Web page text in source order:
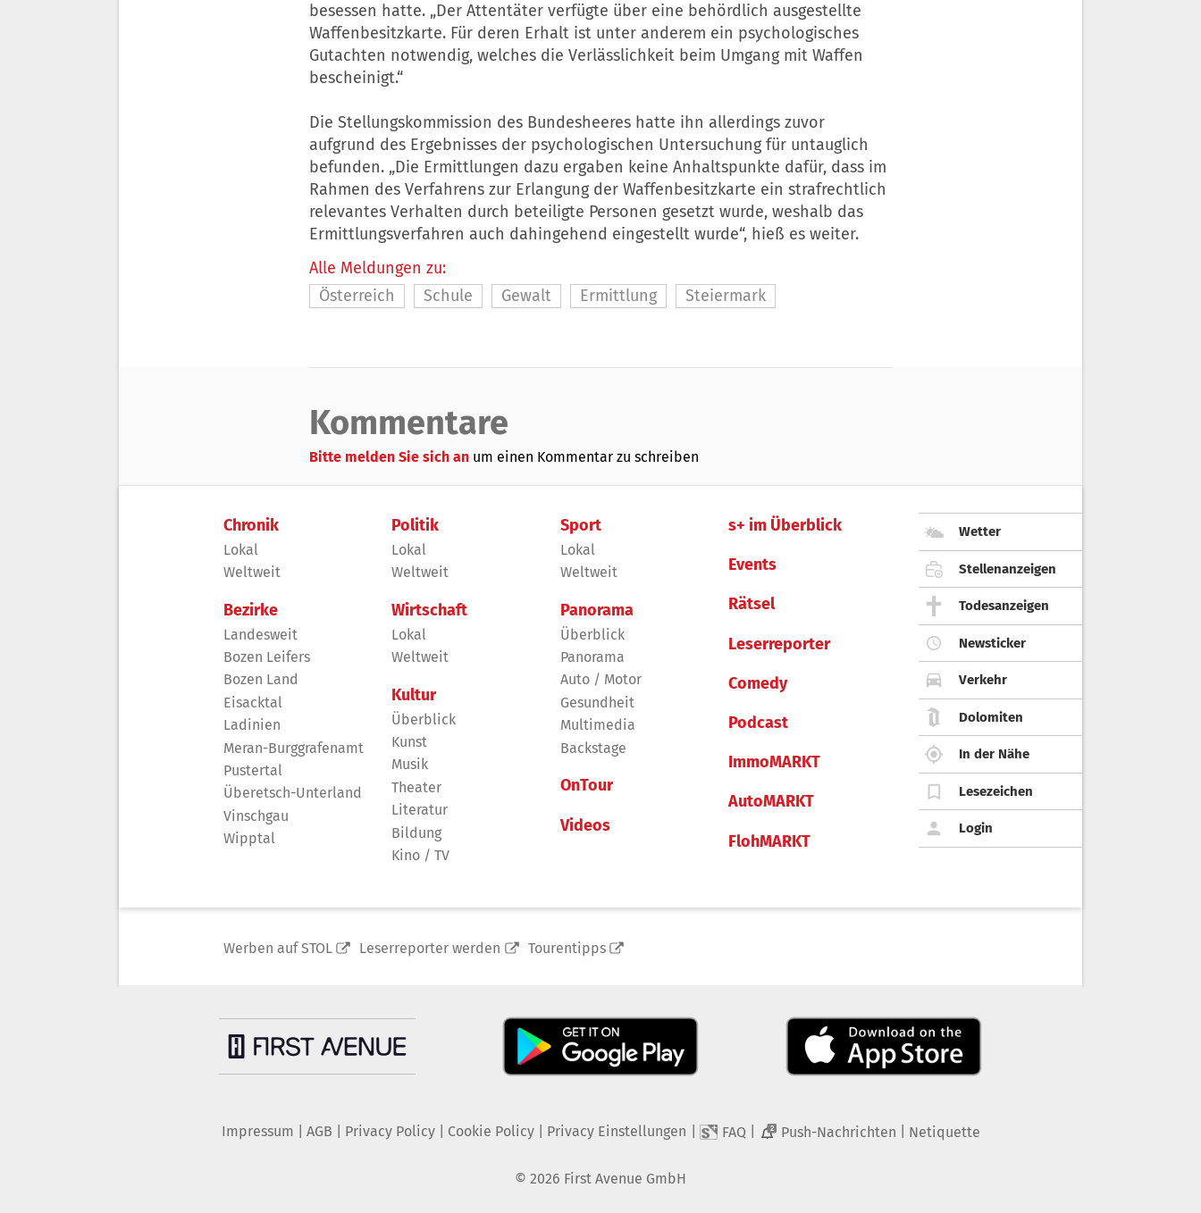
besessen hatte. „Der Attentäter verfügte über eine behördlich ausgestellte
Waffenbesitzkarte. Für deren Erhalt ist unter anderem ein psychologisches
Gutachten notwendig, welches die Verlässlichkeit beim Umgang mit Waffen
bescheinigt.“
Die Stellungskommission des Bundesheeres hatte ihn allerdings zuvor
aufgrund des Ergebnisses der psychologischen Untersuchung für untauglich
befunden. „Die Ermittlungen dazu ergaben keine Anhaltspunkte dafür, dass im
Rahmen des Verfahrens zur Erlangung der Waffenbesitzkarte ein strafrechtlich
relevantes Verhalten durch beteiligte Personen gesetzt wurde, weshalb das
Ermittlungsverfahren auch dahingehend eingestellt wurde“, hieß es weiter.
Alle Meldungen zu:
Österreich
Schule Gewalt Ermittlung Steiermark
Kommentare
Bitte melden Sie sich an um einen Kommentar zu schreiben
Chronik
Lokal
Weltweit
Bezirke
Landesweit
Bozen Leifers
Bozen Land
Eisacktal
Ladinien
Meran-Burggrafenamt
Pustertal
Überetsch-Unterland
Vinschgau
Wipptal
Politik
Lokal
Weltweit
Wirtschaft
Lokal
Weltweit
Kultur
Überblick
Kunst
Musik
Theater
Literatur
Bildung
Kino / TV
Sport
Lokal
Weltweit
Panorama
Überblick
Panorama
Auto / Motor
Gesundheit
Multimedia
Backstage
OnTour
Videos
s+ im Überblick
Events
Rätsel
Leserreporter
Comedy
Podcast
ImmoMARKT
AutoMARKT
FlohMARKT
Wetter
Stellenanzeigen
Todesanzeigen
Newsticker
Verkehr
Dolomiten
In der Nähe
Lesezeichen
Login
Werben auf STOL Leserreporter werden Tourentipps
Impressum AGB Privacy Policy| Cookie Policy| Privacy Einstellungen FAQ 2 Push-Nachrichten Netiquette
© 2026 First Avenue GmbH